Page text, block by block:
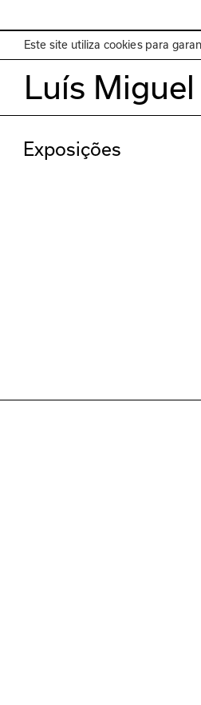
EN
Este site utiliza cookies para
Luís
Exposições